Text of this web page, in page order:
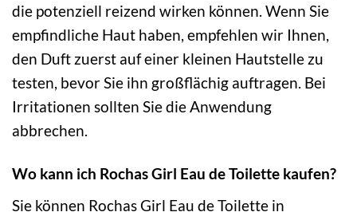
die potenziell reizend wirken können. Wenn Sie
empfindliche Haut haben, empfehlen wir Ihnen,
den Duft zuerst auf einer kleinen Hautstelle zu
testen, bevor Sie ihn großflächig auftragen. Bei
Irritationen sollten Sie die Anwendung
abbrechen.
Wo kann ich Rochas Girl Eau de Toilette kaufen?
Sie können Rochas Girl Eau de Toilette in